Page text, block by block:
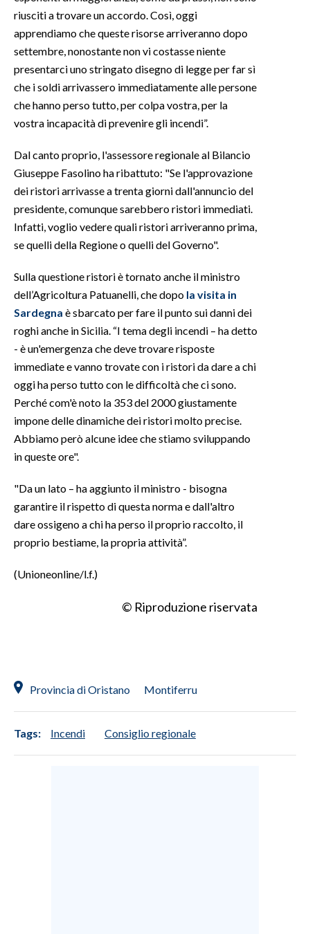
riusciti a trovare un accordo. Così, oggi
apprendiamo che queste risorse arriveranno dopo
settembre, nonostante non vi costasse niente
presentarci uno stringato disegno di legge per far sì
che i soldi arrivassero immediatamente alle persone
che hanno perso tutto, per colpa vostra, per la
vostra incapacità di prevenire gli incendi”.
Dal canto proprio, l'assessore regionale al Bilancio
Giuseppe Fasolino ha ribattuto: "Se l'approvazione
dei ristori arrivasse a trenta giorni dall'annuncio del
presidente, comunque sarebbero ristori immediati.
Infatti, voglio vedere quali ristori arriveranno prima,
se quelli della Regione o quelli del Governo".
Sulla questione ristori è tornato anche il ministro
dell’Agricoltura Patuanelli, che dopo la visita in
Sardegna è sbarcato per fare il punto sui danni dei
roghi anche in Sicilia. “I tema degli incendi – ha detto
- è un'emergenza che deve trovare risposte
immediate e vanno trovate con i ristori da dare a chi
oggi ha perso tutto con le difficoltà che ci sono.
Perché com'è noto la 353 del 2000 giustamente
impone delle dinamiche dei ristori molto precise.
Abbiamo però alcune idee che stiamo sviluppando
in queste ore".
"Da un lato – ha aggiunto il ministro - bisogna
garantire il rispetto di questa norma e dall'altro
dare ossigeno a chi ha perso il proprio raccolto, il
proprio bestiame, la propria attività”.
(Unioneonline/l.f.)
© Riproduzione riservata
Provincia di Oristano Montiferru
Tags: Incendi Consiglio regionale